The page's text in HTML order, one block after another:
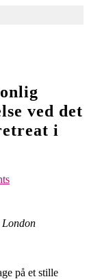
ved det
i
London
på et stille